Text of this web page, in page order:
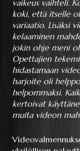
vaikeus vaihteli.
koki, että itselle
variaatio. Lisäksi
kelaaminen
jokin ohje meni
Opettajien
hidastamaan
harjoite oli
helpommaksi.
kertoivat
muita videon